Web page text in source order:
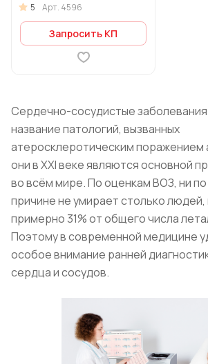
5 Арт. 4596
Запросить КП
Сердечно-сосудистые
название патологий, вызванных
атеросклеротическим поражением
они в ХХI веке являются основной
во всём мире. По оценкам ВОЗ, ни
причине не умирает столько людей,
примерно 31% от общего числа
Поэтому в современной медицине
особое внимание ранней
сердца и сосудов.